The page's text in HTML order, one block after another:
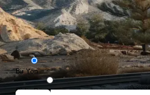
Bir Yön
Gidiş-Dönüş